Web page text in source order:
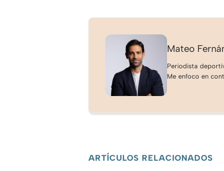
Mateo
Periodista
Me enfoco en
ARTÍCULOS RELACIONADOS